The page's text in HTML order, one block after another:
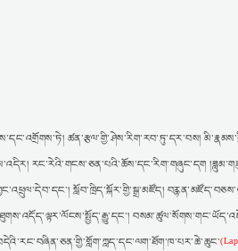
ཚན་རྩལ་གྱི་ཤེས་རིག་རབ་ཏུ་དར་བས།
རང་རེའི་གངས་ཅན་པའི་ཆོས་དང་རིག་གཞུང་དག
སློབ་ཁྲིད་སྐོར་གྱི་སྒྲ་མཛོད།